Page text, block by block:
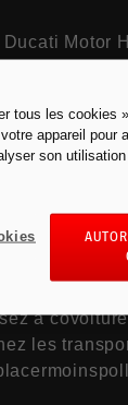
Motor
aux
de
réservés.
à
les
tous les cookies
appareil pour
son